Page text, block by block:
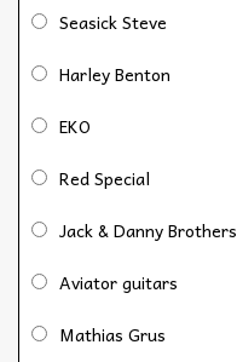
Seasick Steve
Harley Benton
EKO
Red Special
Jack & Danny Brothers
Aviator guitars
Mathias Grus